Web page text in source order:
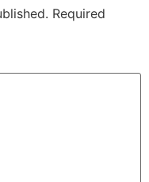
Required